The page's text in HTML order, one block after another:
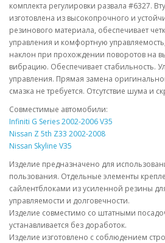
комплекта регулировки развала #6327.
изготовлена из высокопрочного и
резинового материала, обеспечивает
управления и комфортную
наклон при прохождении поворотов на
вибрацию. Обеспечивает стабильность.
управления. Прямая замена
смазка не требуется. Отсутствие шума и
Совместимые автомобили:
Infiniti G Series 2002-2006 V35
Nissan Z 5th Z33 2002-2008
Nissan Skyline V35
Изделие предназначено для
пользования. Отдельные элементы
сайлентблоками из усиленной резины
управляемости и долговечности.
Изделие совместимо со штатными
устанавливается без доработок.
Изделие изготовлено с соблюдением